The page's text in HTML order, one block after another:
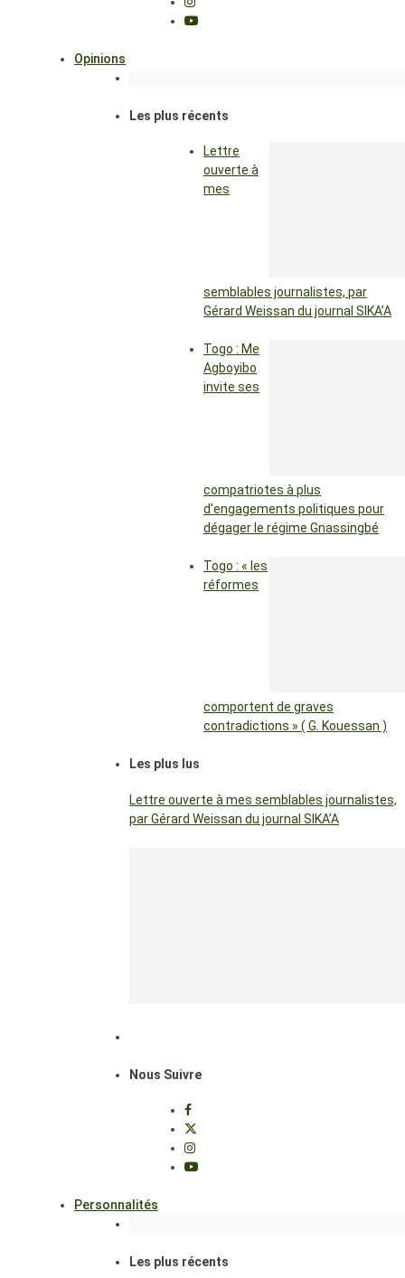
Opinions
Les plus récents
Lettre
ouverte à
mes
semblables journalistes, par
Gérard Weissan du journal SIKA’A
Togo : Me
Agboyibo
invite ses
compatriotes à plus
d’engagements politiques pour
dégager le régime Gnassingbé
Togo : « les
réformes
comportent de graves
contradictions » ( G. Kouessan )
Les plus lus
Lettre ouverte à mes semblables journalistes,
par Gérard Weissan du journal SIKA’A
Nous Suivre
Personnalités
Les plus récents